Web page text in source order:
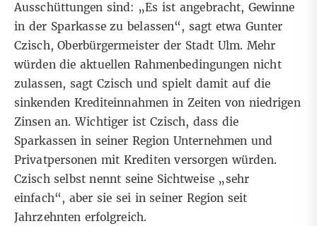
Ausschüttungen sind: „Es ist angebracht, Gewinne
in der Sparkasse zu belassen“, sagt etwa Gunter
Czisch, Oberbürgermeister der Stadt Ulm. Mehr
würden die aktuellen Rahmenbedingungen nicht
zulassen, sagt Czisch und spielt damit auf die
sinkenden Krediteinnahmen in Zeiten von niedrigen
Zinsen an. Wichtiger ist Czisch, dass die
Sparkassen in seiner Region Unternehmen und
Privatpersonen mit Krediten versorgen würden.
Czisch selbst nennt seine Sichtweise „sehr
einfach“, aber sie sei in seiner Region seit
Jahrzehnten erfolgreich.